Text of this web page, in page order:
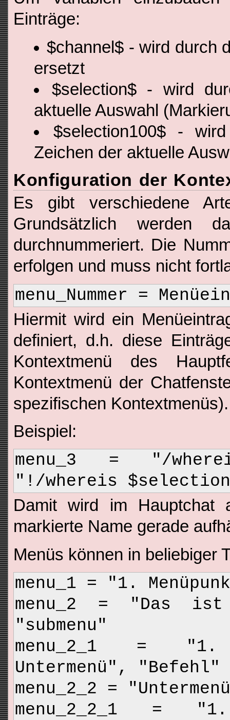
Einträge:
$channel$ - wird durch
ersetzt
$selection$ - wird
aktuelle Auswahl
$selection100$ -
Zeichen der aktuelle
Konfiguration der
Es gibt verschiedene
Grundsätzlich werden
durchnummeriert. Die
erfolgen und muss nicht
menu_Nummer =
Hiermit wird ein
definiert, d.h. diese
Kontextmenü des
Kontextmenü der
spezifischen Kontextmenüs).
Beispiel:
menu_3 = "/
"!/whereis
Damit wird im Hauptchat
markierte Name gerade
Menüs können in beliebiger
menu_1 = "1.
menu_2 = "Das ist
"submenu"
menu_2_1 = "1.
Untermenü", "Befehl"
menu_2_2 =
menu_2_2_1 =